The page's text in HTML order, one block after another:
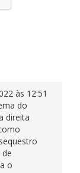
às 12:51
do
direita
o